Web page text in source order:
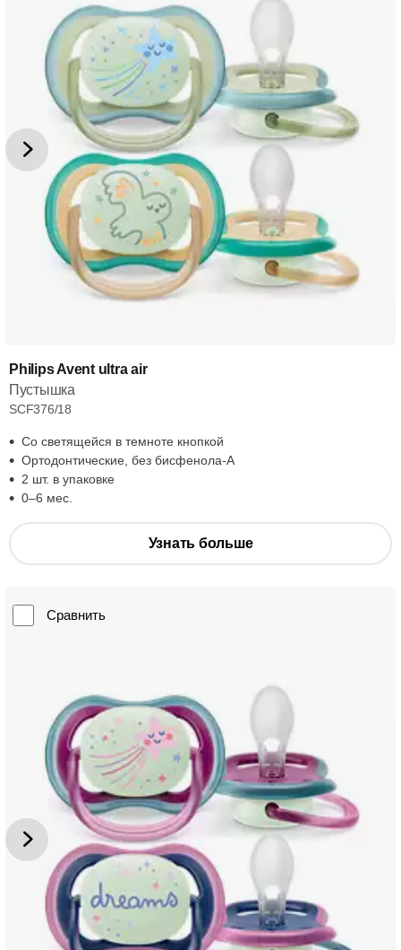
Philips Avent ultra air
Пустышка
SCF376/18
Со светящейся в темноте кнопкой
Ортодонтические, без бисфенола-А
2 шт. в упаковке
0–6 мес.
Узнать больше
Сравнить